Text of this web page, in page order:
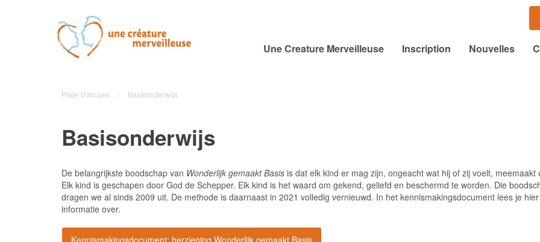
Une Creature Merveilleuse Inscription Nouvelles
Page d'accueil Basisonderwijs
Basisonderwijs
De belangrijkste boodschap van Wonderlijk gemaakt Basis is dat elk kind er mag zijn, ongeacht wat hij of zij voelt, meemaakt
Elk kind is geschapen door God de Schepper. Elk kind is het waard om gekend, geliefd en beschermd te worden. Die
dragen we al sinds 2009 uit. De methode is daarnaast in 2021 volledig vernieuwd. In het kennismakingsdocument lees je
informatie over.
Kennismakingsdocument: herziening Wonderlijk gemaakt Basis